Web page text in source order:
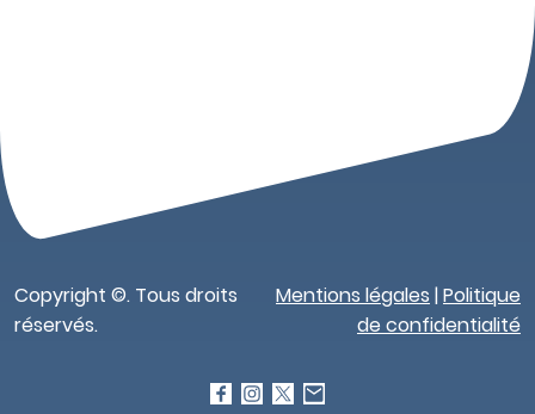
Copyright ©. Tous droits
réservés.
Mentions légales |Politique
de confidentialité